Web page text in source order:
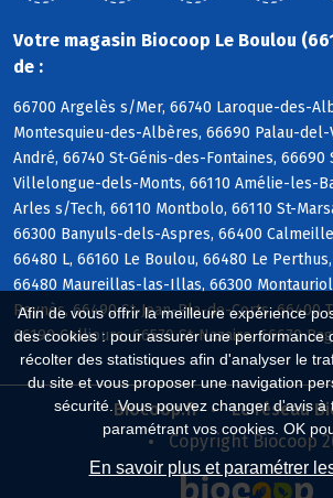
Afin de vous offrir la meilleure expérience
des cookies : pour assurer une performance
récolter des statistiques afin d'analyser le
du site et vous proposer une navigation
sécurité. Vous pouvez changer d'avis à
paramétrant vos cookies. OK
En savoir plus et paramétrer
Votre magasin Biocoop Le Boulou
de :
66700 Argelès s/Mer, 66740 Laroque-des-
Montesquieu-des-Albères, 66690 Palau-del-
André, 66740 St-Génis-des-Fontaines, 66690
Villelongue-dels-Monts, 66110 Amélie-les-
Arles s/Tech, 66110 Montbolo, 66110 St-
66300 Banyuls-dels-Aspres, 66400
66480 L, 66160 Le Boulou, 66480 Le
66480 Maureillas-las-Illas, 66300
Reynès, 66490 St-Jean-Pla-de-Corts, 66400
66190 Collioure, 66570 St-Nazaire, 66670
Biocoop.fr
Le réseau
Copyright Biocoop